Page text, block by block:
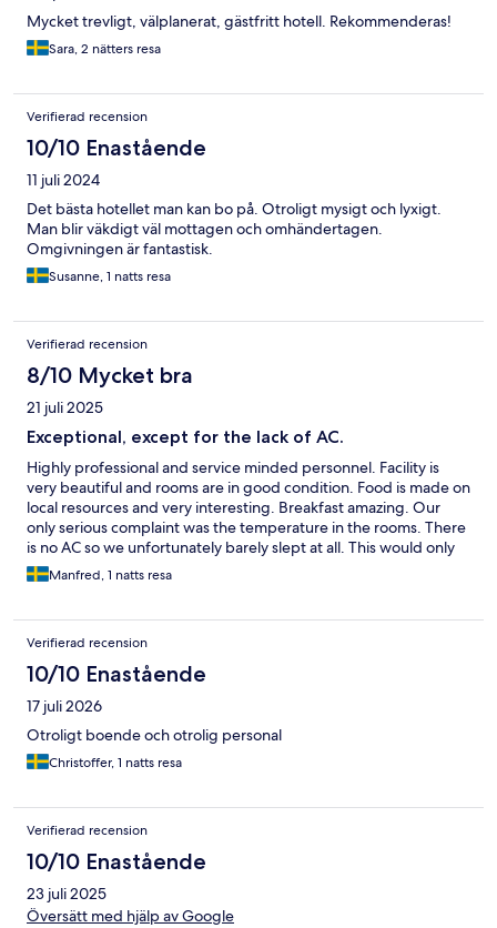
Mycket trevligt, välplanerat, gästfritt hotell. Rekommenderas!
Sara, 2 nätters resa
Verifierad recension
10/10 Enastående
11 juli 2024
Det bästa hotellet man kan bo på. Otroligt mysigt och lyxigt.
Man blir väkdigt väl mottagen och omhändertagen.
Omgivningen är fantastisk.
Susanne, 1 natts resa
Verifierad recension
8/10 Mycket bra
21 juli 2025
Exceptional, except for the lack of AC.
Highly professional and service minded personnel. Facility is
very beautiful and rooms are in good condition. Food is made on
local resources and very interesting. Breakfast amazing. Our
only serious complaint was the temperature in the rooms. There
is no AC so we unfortunately barely slept at all. This would only
be a problem in the summer though.
Manfred, 1 natts resa
Verifierad recension
10/10 Enastående
17 juli 2026
Otroligt boende och otrolig personal
Christoffer, 1 natts resa
Verifierad recension
10/10 Enastående
23 juli 2025
Översätt med hjälp av Google